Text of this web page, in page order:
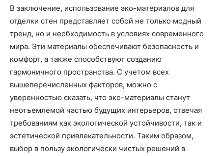
В заключение, использование эко-материалов для
отделки стен представляет собой не только модный
тренд, но и необходимость в условиях современного
мира. Эти материалы обеспечивают безопасность и
комфорт, а также способствуют созданию
гармоничного пространства. С учетом всех
вышеперечисленных факторов, можно с
уверенностью сказать, что эко-материалы станут
неотъемлемой частью будущих интерьеров, отвечая
требованиям как экологической устойчивости, так и
эстетической привлекательности. Таким образом,
выбор в пользу экологически чистых решений в